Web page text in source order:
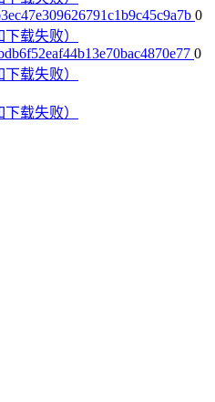
0
载失败）
0
载失败）
载失败）